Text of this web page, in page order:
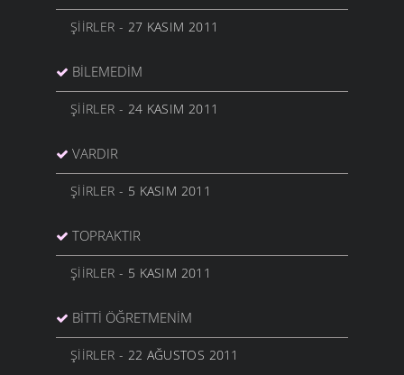
ŞIIRLER - 27 KASIM 2011
BILEMEDIM
ŞIIRLER - 24 KASIM 2011
VARDIR
ŞIIRLER - 5 KASIM 2011
TOPRAKTIR
ŞIIRLER - 5 KASIM 2011
BITTI ÖĞRETMENIM
ŞIIRLER - 22 AĞUSTOS 2011